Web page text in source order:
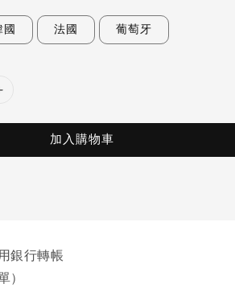
國 法國 葡萄牙
加入購物車
銀行轉帳
）